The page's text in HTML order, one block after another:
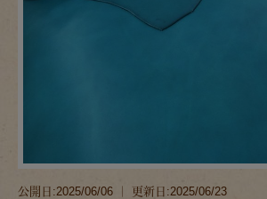
公開日:2025/06/06 ｜ 更新日:2025/06/23